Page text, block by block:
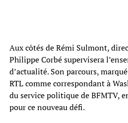
Aux côtés de Rémi Sulmont,
Philippe Corbé supervisera
d’actualité. Son parcours,
RTL comme correspondant à
du service politique de BFMTV,
pour ce nouveau défi.